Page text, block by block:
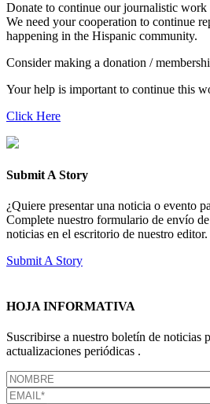
Donate to continue our journalistic work
We need your cooperation to continue
happening in the Hispanic community.
Consider making a donation /
Your help is important to continue this
Click Here
Submit A Story
¿Quiere presentar una noticia o evento
Complete nuestro formulario de envío
noticias en el escritorio de nuestro editor.
Submit A Story
HOJA INFORMATIVA
Suscribirse a nuestro boletín de noticias
actualizaciones periódicas .